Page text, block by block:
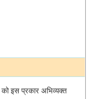
को इस प्रकार अभिव्यक्त